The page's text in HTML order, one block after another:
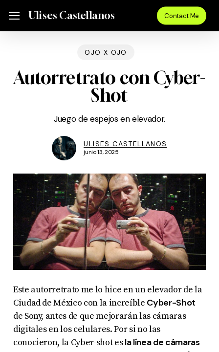
MenuUlises Castellanos Contact Me
OJO X OJO
Autorretrato con Cyber-
Shot
Juego de espejos en elevador.
ULISES CASTELLANOS
junio 13, 2025
Este autorretrato me lo hice en un elevador de la
Ciudad de México con la increíble Cyber-Shot
de Sony, antes de que mejorarán las cámaras
digitales en los celulares. Por si no las
conocieron, la Cyber-shot esla línea de cámaras